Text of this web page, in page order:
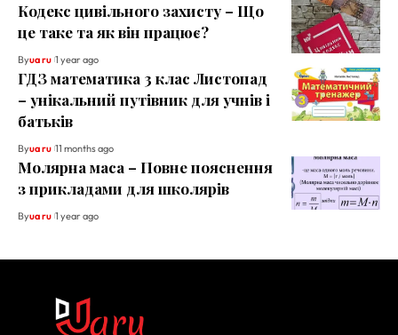
Кодекс цивільного захисту – Що
це таке та як він працює?
Byua ru 1 year ago
ГДЗ математика 3 клас Листопад
– унікальний путівник для учнів і
батьків
Byua ru 11 months ago
Молярна маса – Повне пояснення
з прикладами для школярів
Byua ru 1 year ago